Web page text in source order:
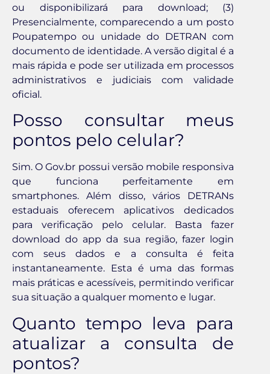
ou disponibilizará para download; (3)
Presencialmente, comparecendo a um posto
Poupatempo ou unidade do DETRAN com
documento de identidade. A versão digital é a
mais rápida e pode ser utilizada em processos
administrativos e judiciais com validade
oficial.
Posso consultar meus
pontos pelo celular?
Sim. O Gov.br possui versão mobile responsiva
que funciona perfeitamente em
smartphones. Além disso, vários DETRANs
estaduais oferecem aplicativos dedicados
para verificação pelo celular. Basta fazer
download do app da sua região, fazer login
com seus dados e a consulta é feita
instantaneamente. Esta é uma das formas
mais práticas e acessíveis, permitindo verificar
sua situação a qualquer momento e lugar.
Quanto tempo leva para
atualizar a consulta de
pontos?